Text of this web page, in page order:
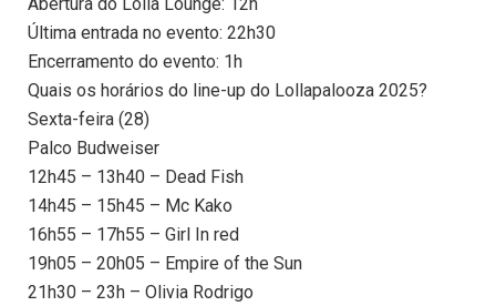
Última entrada no evento: 22h30
Encerramento do evento: 1h
Quais os horários do line-up do Lollapalooza 2025?
Sexta-feira (28)
Palco Budweiser
12h45 – 13h40 – Dead Fish
14h45 – 15h45 – Mc Kako
16h55 – 17h55 – Girl In red
19h05 – 20h05 – Empire of the Sun
21h30 – 23h – Olivia Rodrigo